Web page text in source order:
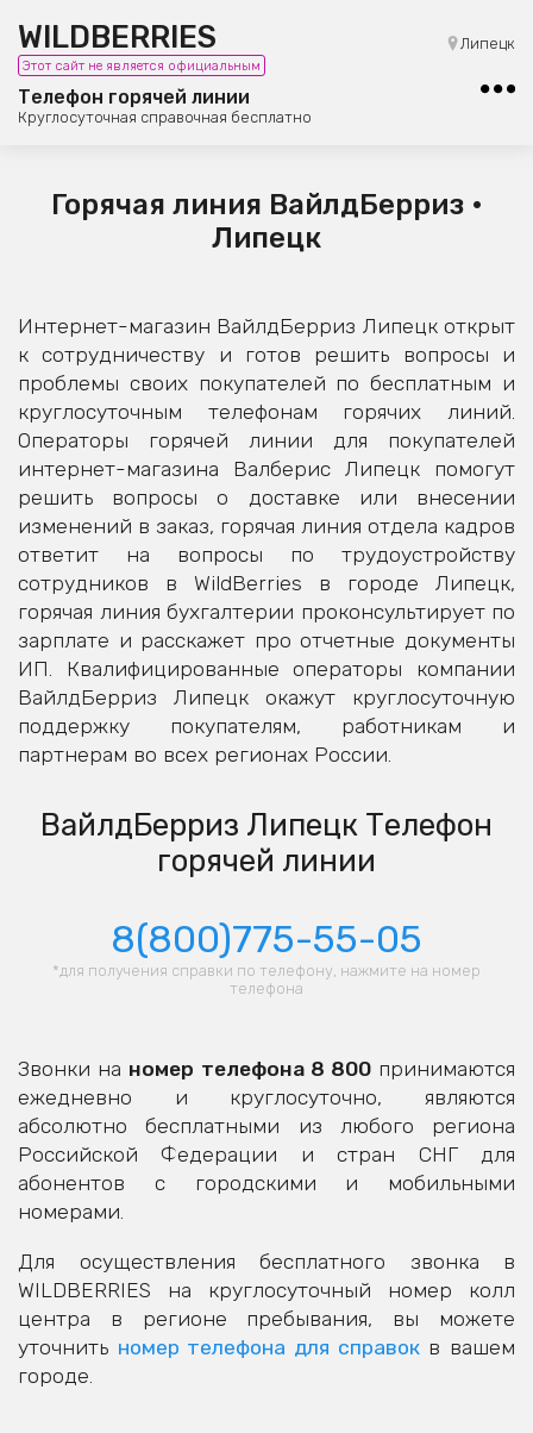
WILDBERRIES
Этот сайт не является официальным
Телефон горячей линии
Круглосуточная справочная бесплатно
Липецк
8 (800) 101-42-23
Бесплатная юридическая консультация
Горячая линия ВайлдБерриз •
Липецк
Интернет-магазин ВайлдБерриз Липецк открыт
к сотрудничеству и готов решить вопросы и
проблемы своих покупателей по бесплатным и
круглосуточным телефонам горячих линий.
Операторы горячей линии для покупателей
интернет-магазина Валберис Липецк помогут
решить вопросы о доставке или внесении
изменений в заказ, горячая линия отдела кадров
ответит на вопросы по трудоустройству
сотрудников в WildBerries в городе Липецк,
горячая линия бухгалтерии проконсультирует по
зарплате и расскажет про отчетные документы
ИП. Квалифицированные операторы компании
ВайлдБерриз Липецк окажут круглосуточную
поддержку покупателям, работникам и
партнерам во всех регионах России.
ВайлдБерриз Липецк Телефон
горячей линии
8(800)775-55-05
*для получения справки по телефону, нажмите на номер
телефона
Звонки на номер телефона 8 800принимаются
ежедневно и круглосуточно, являются
абсолютно бесплатными из любого региона
Российской Федерации и стран СНГ для
абонентов с городскими и мобильными
номерами.
Для осуществления бесплатного звонка в
WILDBERRIES на круглосуточный номер колл
центра в регионе пребывания, вы можете
уточнить номер телефона для справокв вашем
городе.